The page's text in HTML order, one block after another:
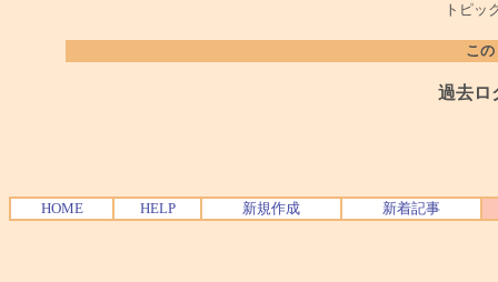
トピッ
こ
過去ロ
HOME HELP 新規作成 新着記事